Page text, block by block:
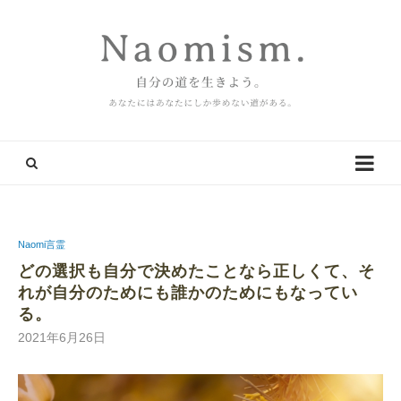
Naomi言霊
どの選択も自分で決めたことなら正しくて、そ
れが自分のためにも誰かのためにもなってい
る。
2021年6月26日